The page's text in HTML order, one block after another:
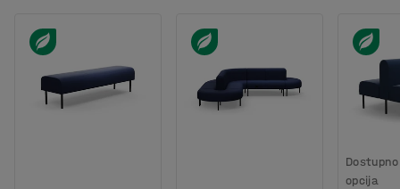
opcija